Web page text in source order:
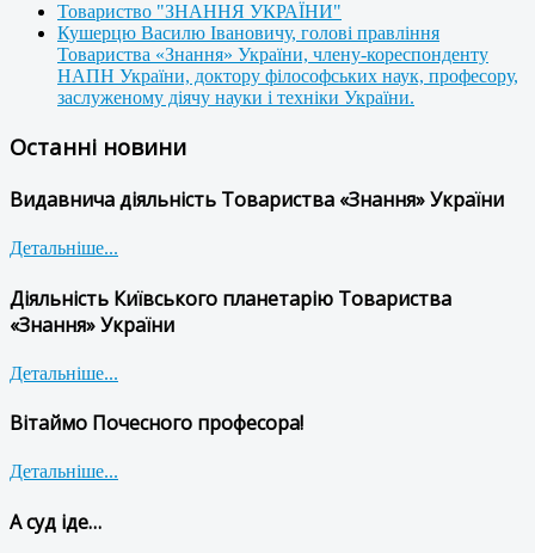
Товариство "ЗНАННЯ УКРАЇНИ"
Кушерцю Василю Івановичу, голові правління
Товариства «Знання» України, члену-кореспонденту
НАПН України, доктору філософських наук, професору,
заслуженому діячу науки і техніки України.
Останні новини
Видавнича діяльність Товариства «Знання» України
Детальніше...
Діяльність Київського планетарію Товариства
«Знання» України
Детальніше...
Вітаймо Почесного професора!
Детальніше...
А суд іде…